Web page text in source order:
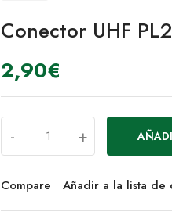
Conector UHF
2,90€
- +
Compare Añadir a la lista de